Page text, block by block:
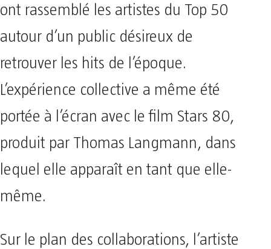
ont rassemblé les artistes du Top 50
autour d’un public désireux de
retrouver les hits de l’époque.
L’expérience collective a même été
portée à l’écran avec le film Stars 80,
produit par Thomas Langmann, dans
lequel elle apparaît en tant que elle-
même.
Sur le plan des collaborations, l’artiste